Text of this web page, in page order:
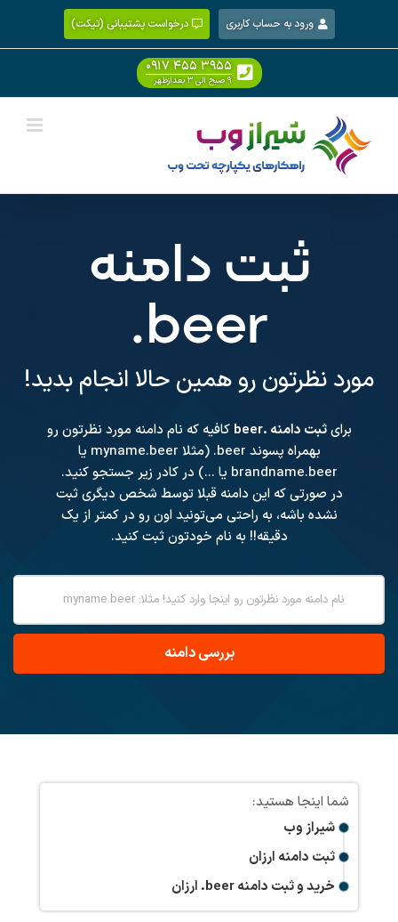
content
ورود به حساب کاربری درخواست پشتیبانی (تیکت)
۰۹۱۷ ۴۵۵ ۳۹۵۵
۹ صبح الی ۳ بعدازظهر
ثبت دامنه
.beer
مورد نظرتون رو همین حالا انجام بدید!
برایثبت دامنه .beer
کافیه که نام دامنه مورد نظرتون رو
بهمراه پسوند .beer
(مثلا myname.beer یا
brandname.beer یا ...) در کادر زیر جستجو کنید.
در صورتی که این دامنه قبلا توسط شخص دیگری ثبت
نشده باشه، به راحتی می‌تونید اون رو در کمتر از یک
دقیقه!! به نام خودتون ثبت کنید.
شیراز وب
ثبت دامنه ارزان
خرید و ثبت دامنه.beer ارزان